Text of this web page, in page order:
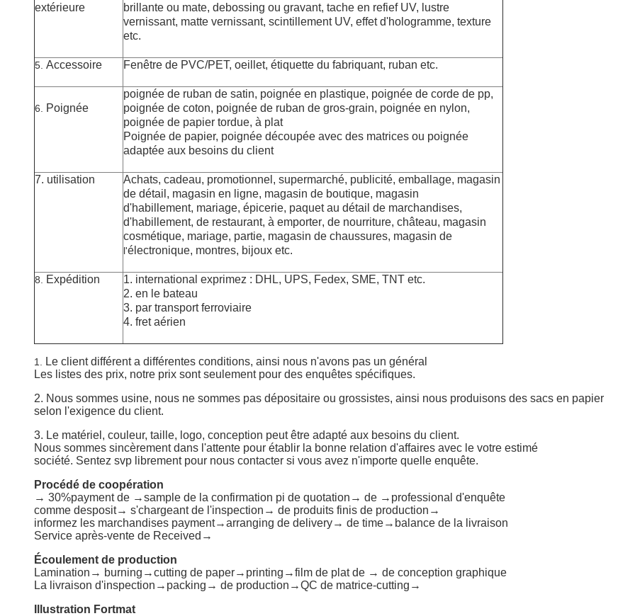
extérieure
brillante ou mate, debossing ou gravant, tache en refief UV, lustre
vernissant, matte vernissant, scintillement UV, effet d'hologramme, texture
etc.
5. Accessoire Fenêtre de PVC/PET, oeillet, étiquette du fabriquant, ruban etc.
6. Poignée
poignée de ruban de satin, poignée en plastique, poignée de corde de pp,
poignée de coton, poignée de ruban de gros-grain, poignée en nylon,
poignée de papier tordue, à plat
Poignée de papier, poignée découpée avec des matrices ou poignée
adaptée aux besoins du client
7. utilisation Achats, cadeau, promotionnel, supermarché, publicité, emballage, magasin
de détail, magasin en ligne, magasin de boutique, magasin
d'habillement, mariage, épicerie, paquetau détail de marchandises,
d'habillement, de restaurant, à emporter, de nourriture, château, magasin
cosmétique, mariage, partie, magasin de chaussures, magasin de
l'électronique, montres, bijoux etc.
8. Expédition
1. international exprimez : DHL, UPS, Fedex, SME, TNT etc.
2. en le bateau
3. par transport ferroviaire
4. fret aérien
1.
Le client différent a différentes conditions, ainsi nous n'avons pas un général
Les listes des prix, notre prix sont seulement pour des enquêtes spécifiques.
2. Nous sommes usine, nous ne sommes pas dépositaire ou grossistes, ainsi nous produisons des sacs en papier
selon l'exigence du client.
3. Le matériel, couleur, taille, logo, conception peut être adapté aux besoins du client.
Nous sommes sincèrement dans l'attente pour établir la bonne relation d'affaires avec le votre estimé
société. Sentez svp librement pour nous contacter si vous avez n'importe quelle enquête.
Procédé de coopération
→ 30%payment de →sample de la confirmation pi de quotation→ de →professional d'enquête
comme desposit→ s'chargeant de l'inspection→ de produits finis de production→
informez les marchandises payment→arranging de delivery→ de time→balance de la livraison
Service après-vente de Received→
Écoulement de production
Lamination→ burning→cutting de paper→printing→film de plat de → de conception graphique
La livraison d'inspection→packing→ de production→QC de matrice-cutting→
Illustration Fortmat